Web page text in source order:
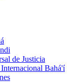
de Justicia
Bahá'í